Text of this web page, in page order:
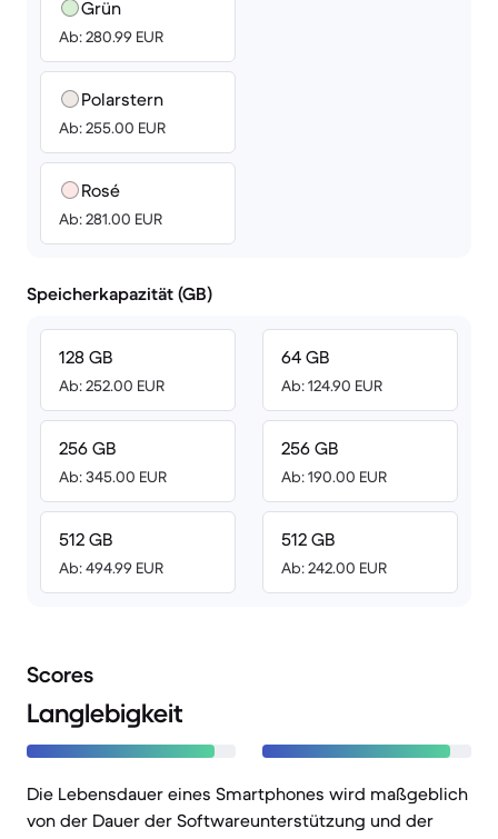
Grün
Ab: 280.99 EUR
Polarstern
Ab: 255.00 EUR
Rosé
Ab: 281.00 EUR
Speicherkapazität (GB)
128 GB
Ab: 252.00 EUR
256 GB
Ab: 345.00 EUR
512 GB
Ab: 494.99 EUR
64 GB
Ab: 124.90 EUR
256 GB
Ab: 190.00 EUR
512 GB
Ab: 242.00 EUR
Scores
Langlebigkeit
Die Lebensdauer eines Smartphones wird maßgeblich
von der Dauer der Softwareunterstützung und der